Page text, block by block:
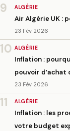
9 ALGÉRIE
Air Algérie UK :
23 Fév 2026
10 ALGÉRIE
Inflation :
pouvoir d’achat
23 Fév 2026
11 ALGÉRIE
Inflation : les
votre budget